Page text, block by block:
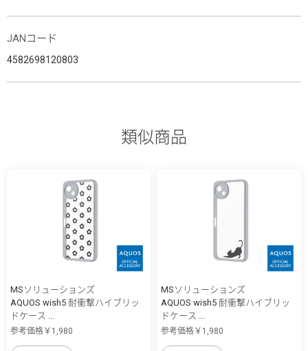
JANコード
4582698120803
類似商品
MSソリューションズ
AQUOS wish5 耐衝撃ハイブリッ
ドケース ...
参考価格￥1,980
MSソリューションズ
AQUOS wish5 耐衝撃ハイブリッ
ドケース ...
参考価格￥1,980